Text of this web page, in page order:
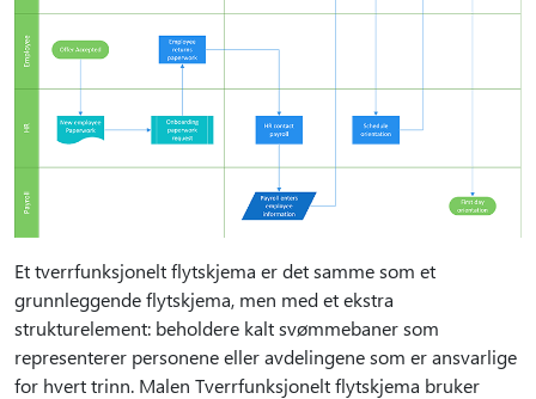
Et tverrfunksjonelt flytskjema er det samme som et
grunnleggende flytskjema, men med et ekstra
strukturelement: beholdere kalt svømmebaner som
representerer personene eller avdelingene som er ansvarlige
for hvert trinn. Malen Tverrfunksjonelt flytskjema bruker